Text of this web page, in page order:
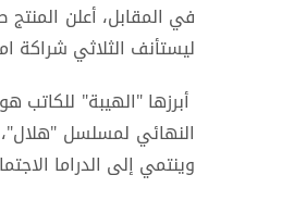
في المقابل، أعلن
ليستأنف الثلاثي
أبرزها "الهيبة"
وينتمي إلى الدراما